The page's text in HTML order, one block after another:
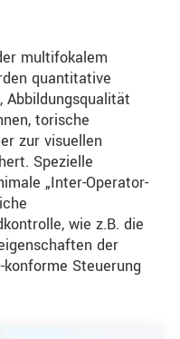
multifokalem
quantitative
torische
zur visuellen
Spezielle
„Inter-Operator-
wie z.B. die
der
konforme Steuerung